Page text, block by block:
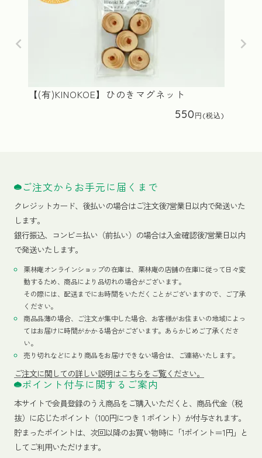
【(有)KINOKOE】ひのきマグネット
550
ご注文からお手元に届くまで
クレジットカード、 後払いの場合はご注文後7営業日以内で発送いた
します。
銀行振込、コンビニ払い（前払い）の場合は入金確認後7営業日以内
で発送いたします。
栗林庵オンラインショップの在庫は、栗林庵の店舗の在庫に従って日々変
動するため、商品により品切れの場合がございます。
その際には、配送までにお時間をいただくことがございますので、ご了承
ください。
商品品薄の場合、ご注文が集中した場合、お客様がお住まいの地域によっ
てはお届けに時間がかかる場合がございます。あらかじめご了承くださ
い。
売り切れなどにより商品をお届けできない場合は、ご連絡いたします。
ご注文に関しての詳しい説明はこちらをご覧ください。
ポイント付与に関するご案内
本サイトで会員登録のうえ商品をご購入いただくと、商品代金（税
抜）に応じたポイント（100円につき１ポイント）が付与されます。
貯まったポイントは、次回以降のお買い物時に「1ポイント＝1円」と
してご利用いただけます。